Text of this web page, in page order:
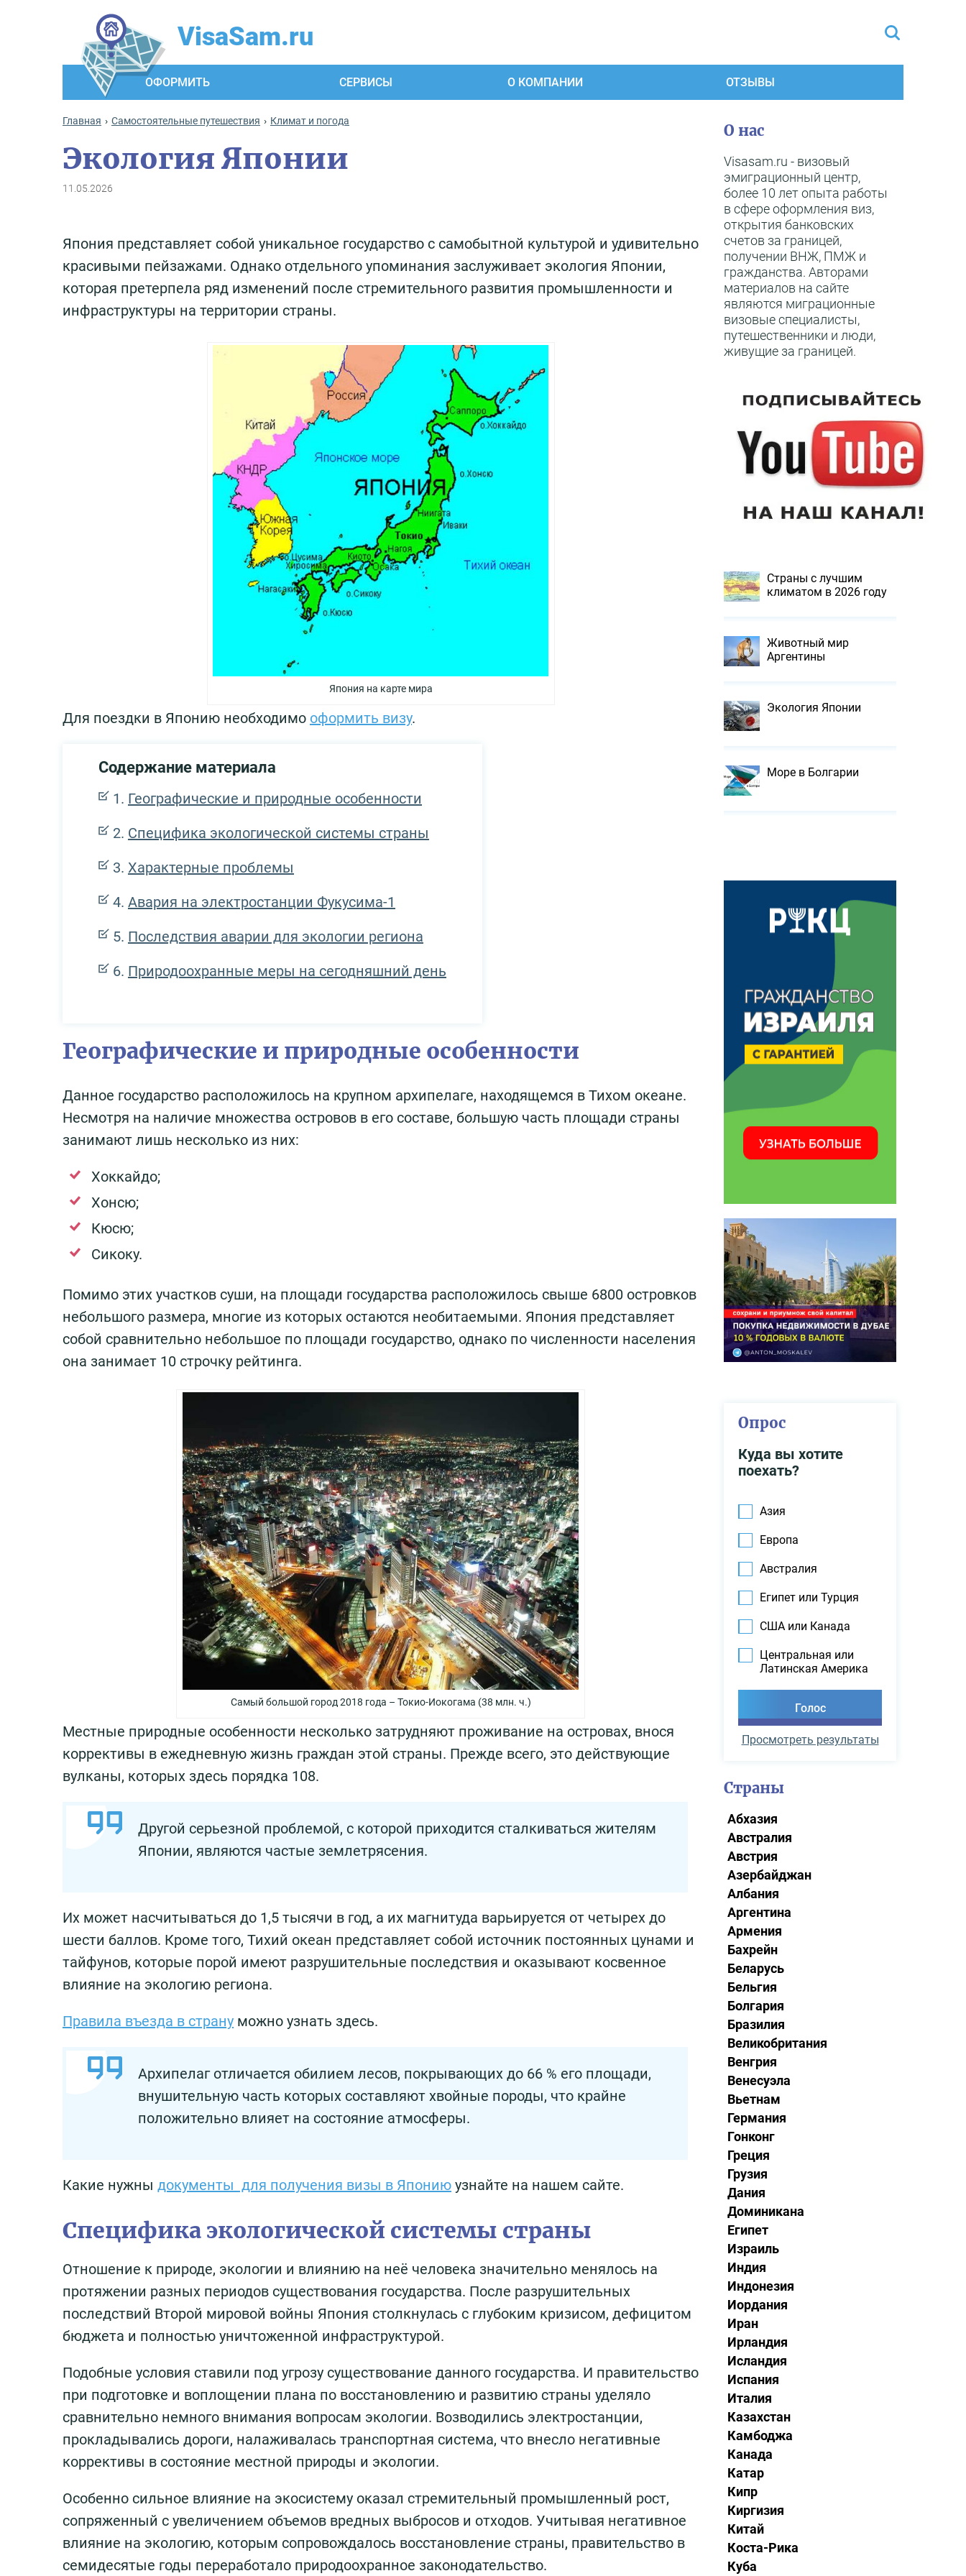
VisaSam.ru
ОФОРМИТЬ СЕРВИСЫ О КОМПАНИИ ОТЗЫВЫ
Главная Самостоятельные путешествия Климат и погода
Экология Японии
11.05.2026
Япония представляет собой уникальное государство с самобытной культурой и удивительно
красивыми пейзажами. Однако отдельного упоминания заслуживает экология Японии,
которая претерпела ряд изменений после стремительного развития промышленности и
инфраструктуры на территории страны.
Япония на карте мира
Для поездки в Японию необходимо оформить визу.
Содержание материала
Географические и природные особенности
Специфика экологической системы страны
Характерные проблемы
Авария на электростанции Фукусима-1
Последствия аварии для экологии региона
Природоохранные меры на сегодняшний день
Географические и природные особенности
Данное государство расположилось на крупном архипелаге, находящемся в Тихом океане.
Несмотря на наличие множества островов в его составе, большую часть площади страны
занимают лишь несколько из них:
Хоккайдо;
Хонсю;
Кюсю;
Сикоку.
Помимо этих участков суши, на площади государства расположилось свыше 6800 островков
небольшого размера, многие из которых остаются необитаемыми. Япония представляет
собой сравнительно небольшое по площади государство, однако по численности населения
она занимает 10 строчку рейтинга.
Самый большой город 2018 года – Токио-Иокогама (38 млн. ч.)
Местные природные особенности несколько затрудняют проживание на островах, внося
коррективы в ежедневную жизнь граждан этой страны. Прежде всего, это действующие
вулканы, которых здесь порядка 108.
Другой серьезной проблемой, с которой приходится сталкиваться жителям
Японии, являются частые землетрясения.
Их может насчитываться до 1,5 тысячи в год, а их магнитуда варьируется от четырех до
шести баллов. Кроме того, Тихий океан представляет собой источник постоянных цунами и
тайфунов, которые порой имеют разрушительные последствия и оказывают косвенное
влияние на экологию региона.
Правила въезда в страну можно узнать здесь.
Архипелаг отличается обилием лесов, покрывающих до 66 % его площади,
внушительную часть которых составляют хвойные породы, что крайне
положительно влияет на состояние атмосферы.
Какие нужны документы для получения визы в Японию узнайте на нашем сайте.
Специфика экологической системы страны
Отношение к природе, экологии и влиянию на неё человека значительно менялось на
протяжении разных периодов существования государства. После разрушительных
последствий Второй мировой войны Япония столкнулась с глубоким кризисом, дефицитом
бюджета и полностью уничтоженной инфраструктурой.
Подобные условия ставили под угрозу существование данного государства. И правительство
при подготовке и воплощении плана по восстановлению и развитию страны уделяло
сравнительно немного внимания вопросам экологии. Возводились электростанции,
прокладывались дороги, налаживалась транспортная система, что внесло негативные
коррективы в состояние местной природы и экологии.
Особенно сильное влияние на экосистему оказал стремительный промышленный рост,
сопряженный с увеличением объемов вредных выбросов и отходов. Учитывая негативное
влияние на экологию, которым сопровождалось восстановление страны, правительство в
семидесятые годы переработало природоохранное законодательство.
О нас
Visasam.ru - визовый
эмиграционный центр,
более 10 лет опыта работы
в сфере оформления виз,
открытия банковских
счетов за границей,
получении ВНЖ, ПМЖ и
гражданства. Авторами
материалов на сайте
являются миграционные
визовые специалисты,
путешественники и люди,
живущие за границей.
Страны с лучшим
климатом в 2026 году
Животный мир
Аргентины
Экология Японии
Море в Болгарии
Опрос
Куда вы хотите
поехать?
Азия
Европа
Австралия
Египет или Турция
США или Канада
Центральная или
Латинская Америка
Просмотреть результаты
Страны
Абхазия
Австралия
Австрия
Азербайджан
Албания
Аргентина
Армения
Бахрейн
Беларусь
Бельгия
Болгария
Бразилия
Великобритания
Венгрия
Венесуэла
Вьетнам
Германия
Гонконг
Греция
Грузия
Дания
Доминикана
Египет
Израиль
Индия
Индонезия
Иордания
Иран
Ирландия
Исландия
Испания
Италия
Казахстан
Камбоджа
Канада
Катар
Кипр
Киргизия
Китай
Коста-Рика
Куба